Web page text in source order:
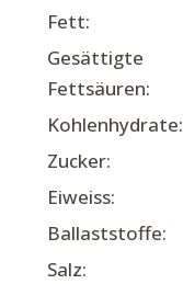
Fett:
Gesättigte
Fettsäuren:
Kohlenhydrate:
Zucker:
Eiweiss:
Ballaststoffe:
Salz: